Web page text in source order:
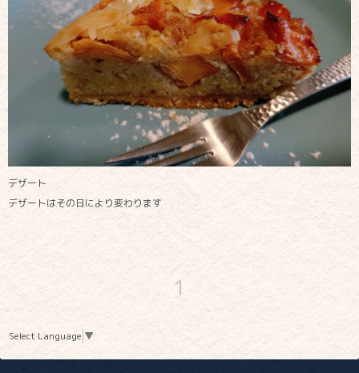
デザート
デザートはその日により変わります
1
Select Language ▼